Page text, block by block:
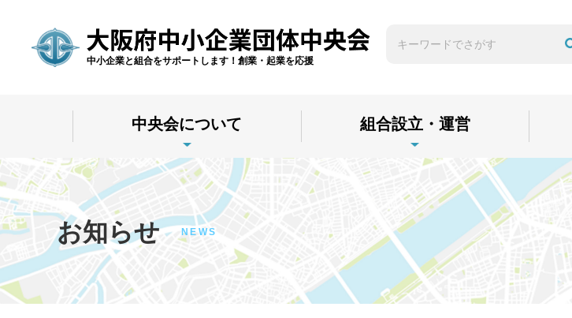
中小企業と組合をサポートします！創業・起業を応援
中央会について 組合設立・運営
お知らせ NEWS